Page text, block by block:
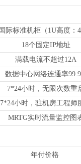
际标准机柜（1U高度：
18个固定IP地址
满载电流不超过12A
数据中心网络连通率
7*24小时，无限次数重
7*24小时，驻机房工程师
MRTG实时流量监控图
年付价格